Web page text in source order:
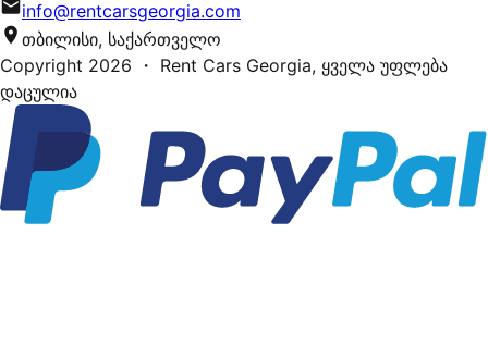
info@rentcarsgeorgia.com
თბილისი, საქართველო
Copyright 2026 ・ Rent Cars Georgia, ყველა უფლება
დაცულია